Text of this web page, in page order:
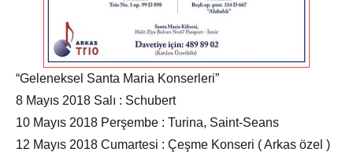
“Geleneksel Santa Maria Konserleri”
8 Mayıs 2018 Salı : Schubert
10 Mayıs 2018 Perşembe : Turina, Saint-Seans
12 Mayıs 2018 Cumartesi : Çeşme Konseri ( Arkas özel )